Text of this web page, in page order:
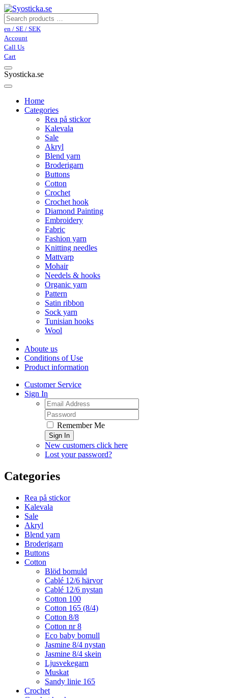
en / SE / SEK
Account
Call Us
Cart
Syosticka.se
Home
Categories
Rea på stickor
Kalevala
Sale
Akryl
Blend yarn
Broderigarn
Buttons
Cotton
Crochet
Crochet hook
Diamond Painting
Embroidery
Fabric
Fashion yarn
Knitting needles
Mattvarp
Mohair
Needels & hooks
Organic yarn
Pattern
Satin ribbon
Sock yarn
Tunisian hooks
Wool
Aboute us
Conditions of Use
Product information
Customer Service
Sign In
Remember Me
Sign In
New customers click here
Lost your password?
Categories
Rea på stickor
Kalevala
Sale
Akryl
Blend yarn
Broderigarn
Buttons
Cotton
Blöd bomuld
Cablé 12/6 härvor
Cablé 12/6 nystan
Cotton 100
Cotton 165 (8/4)
Cotton 8/8
Cotton nr 8
Eco baby bomull
Jasmine 8/4 nystan
Jasmine 8/4 skein
Ljusvekegarn
Muskat
Sandy linie 165
Crochet